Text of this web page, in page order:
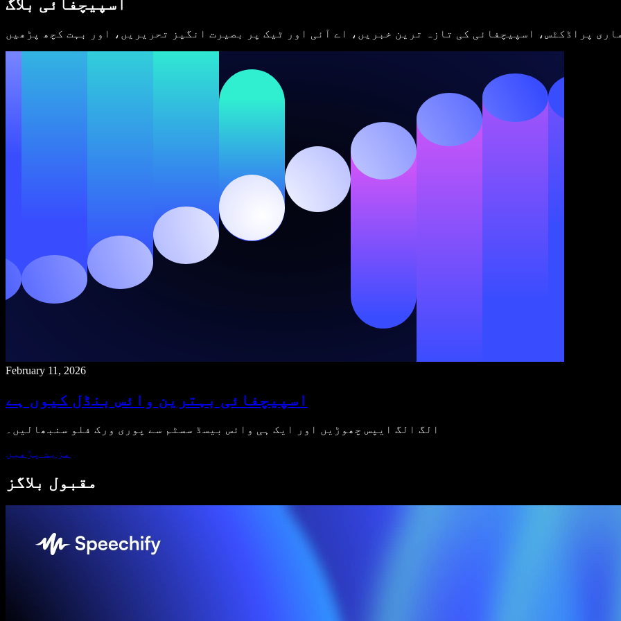
اسپیچفائی بلاگ
پراڈکٹس، اسپیچفائی کی تازہ ترین خبریں، اے آئی اور ٹیک پر بصیرت انگیز تحریریں، اور بہت کچھ پڑھیں
February 11, 2026
اسپیچفائی بہترین وائس بنڈل کیوں ہے
الگ الگ ایپس چھوڑیں اور ایک ہی وائس بیسڈ سسٹم سے پوری ورک فلو سنبھالیں۔
مزید پڑھیں
مقبول بلاگز